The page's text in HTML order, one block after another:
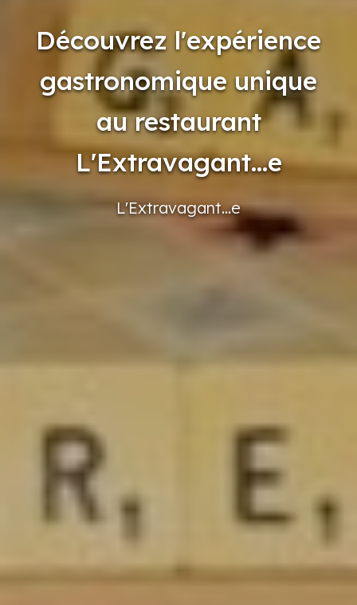
Découvrez l'expérience
gastronomique unique
au restaurant
L'Extravagant...e
L'Extravagant...e